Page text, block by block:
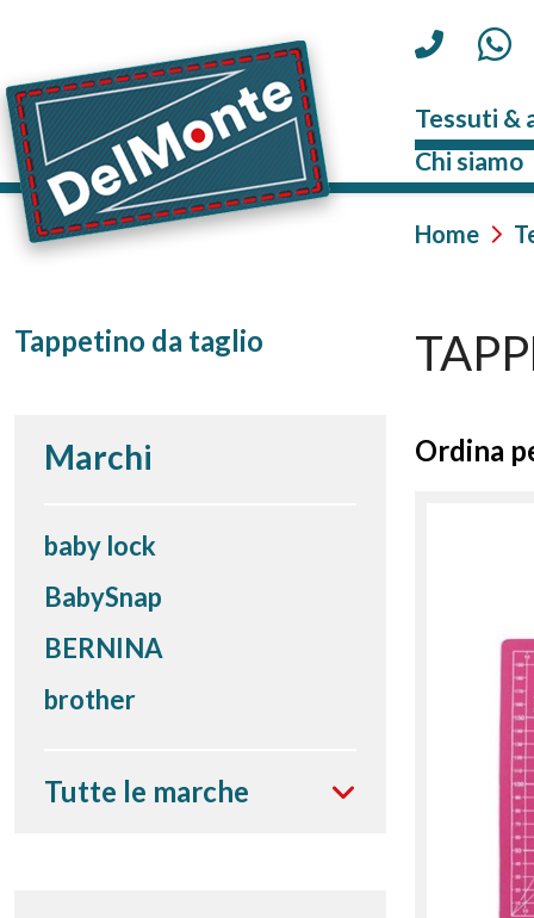
Tessuti &
Chi siamo
Home
Tappetino da taglio
Marchi
baby lock
BabySnap
BERNINA
brother
Tutte le marche
Ordina